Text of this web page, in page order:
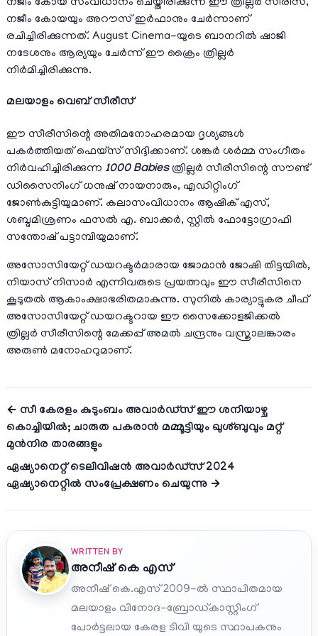
നജീം കോയ സംവിധാനം ചെയ്തിരിക്കുന്ന ഈ ത്രില്ലർ സീരീസ്,
നജീം കോയയും അറൗസ് ഇർഫാനും ചേർന്നാണ്
രചിച്ചിരിക്കുന്നത്. August Cinema-യുടെ ബാനറിൽ ഷാജി
നടേശനും ആര്യയും ചേർന്ന് ഈ ക്രൈം ത്രില്ലർ
നിർമിച്ചിരിക്കുന്നു.
മലയാളം വെബ്‌ സീരീസ്
ഈ സീരീസിന്റെ അതിമനോഹരമായ ദൃശ്യങ്ങൾ
പകർത്തിയത് ഫെയ്‌സ് സിദ്ദിക്കാണ്. ശങ്കർ ശർമ്മ സംഗീതം
നിർവഹിച്ചിരിക്കുന്ന 1000 Babiesത്രില്ലർ സീരീസിന്റെ സൗണ്ട്
ഡിസൈനിംഗ് ധനുഷ് നായനാരും, എഡിറ്റിംഗ്
ജോൺകുട്ടിയുമാണ്. കലാസംവിധാനം ആഷിക് എസ്,
ശബ്ദമിശ്രണം ഫസൽ എ. ബാക്കർ, സ്റ്റിൽ ഫോട്ടോഗ്രാഫി
സന്തോഷ് പട്ടാമ്പിയുമാണ്.
അസോസിയേറ്റ് ഡയറക്ടർമാരായ ജോമാൻ ജോഷി തിട്ടയിൽ,
നിയാസ് നിസാർ എന്നിവരുടെ പ്രയത്നവും ഈ സീരീസിനെ
കൂടുതൽ ആകാംക്ഷാഭരിതമാകുന്നു. സുനിൽ കാര്യാട്ടുകര ചീഫ്
അസോസിയേറ്റ് ഡയറക്ടറായ ഈ സൈക്കോളജിക്കൽ
ത്രില്ലർ സീരീസിന്റെ മേക്കപ്പ് അമൽ ചന്ദ്രനും വസ്ത്രാലങ്കാരം
അരുൺ മനോഹറുമാണ്.
← സീ കേരളം കുടുംബം അവാർഡ്സ് ഈ ശനിയാഴ്ച
കൊച്ചിയിൽ; ചാരുത പകരാൻ മമ്മൂട്ടിയും ഖുശ്ബുവും മറ്റ്
മുൻനിര താരങ്ങളും
ഏഷ്യാനെറ്റ് ടെലിവിഷൻ അവാര്‍ഡ്സ് 2024
ഏഷ്യാനെറ്റിൽ സംപ്രേക്ഷണം ചെയുന്നു →
WRITTEN BY
അനീഷ്‌ കെ എസ്
അനീഷ് കെ.എസ് 2009-ൽ സ്ഥാപിതമായ
മലയാളം വിനോദ-ബ്രോഡ്കാസ്റ്റിംഗ്
പോർട്ടലായ കേരള ടിവി യുടെ സ്ഥാപകനും